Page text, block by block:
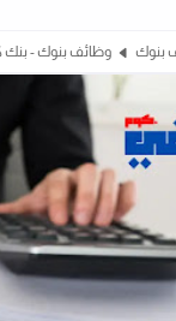
بنوك وظائف بنوك - بنك